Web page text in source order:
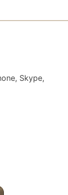
Skype,